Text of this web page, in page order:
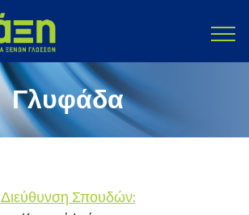
Γλυφάδα
Διεύθυνση Σπουδών: